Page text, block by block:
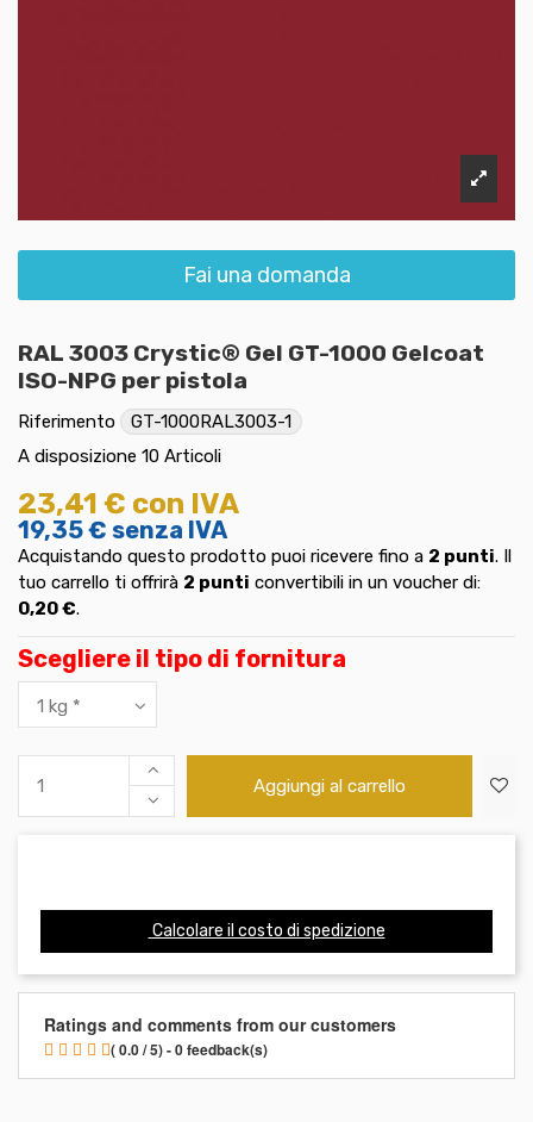
Fai una domanda
RAL 3003 Crystic® Gel GT-1000 Gelcoat
ISO-NPG per pistola
Riferimento
GT-1000RAL3003-1
A disposizione 10 Articoli
23,41 € con IVA
19,35 € senza IVA
Acquistando questo prodotto puoi ricevere fino a 2 punti. Il
tuo carrello ti offrirà 2 punti convertibili in un voucher di:
0,20 €.
Scegliere il tipo di fornitura
Aggiungi al carrello
Calcolare il costo di spedizione
Ratings and comments from our customers
( 0.0 / 5) - 0 feedback(s)